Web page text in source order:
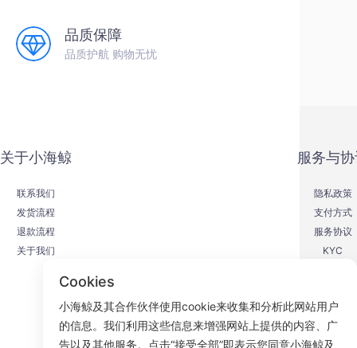
品质保障
品质护航 购物无忧
关于小海鲸
联系我们
发货流程
退款流程
关于我们
服务与
隐私政策
支付方式
服务协议
KYC
Cookies
小海鲸及其合作伙伴使用cookie来收集和分析此网站用户
的信息。我们利用这些信息来增强网站上提供的内容、广
告以及其他服务。点击“接受全部”即表示您同意小海鲸及